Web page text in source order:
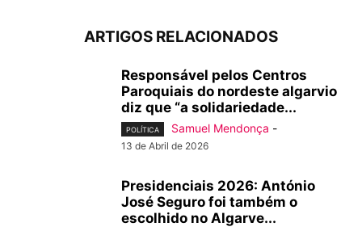
ARTIGOS RELACIONADOS
Responsável pelos Centros
Paroquiais do nordeste algarvio
diz que “a solidariedade...
POLÍTICA Samuel Mendonça -
13 de Abril de 2026
Presidenciais 2026: António
José Seguro foi também o
escolhido no Algarve...